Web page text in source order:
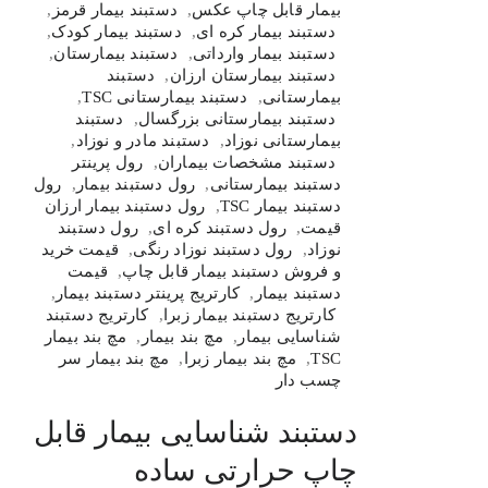
بیمار قابل چاپ عکس, دستبند بیمار قرمز ,
دستبند بیمار کره ای, دستبند بیمار کودک,
دستبند بیمار وارداتی, دستبند بیمارستان,
دستبند بیمارستان ارزان,
دستبند
بیمارستانی, دستبند بیمارستانی TSC
,
دستبند بیمارستانی بزرگسال,
دستبند
بیمارستانی نوزاد, دستبند مادر و نوزاد,
دستبند مشخصات بیماران,
رول پرینتر
دستبند بیمارستانی, رول دستبند بیمار ,
رول
دستبند بیمار TSC
,
رول دستبند بیمار ارزان
قیمت, رول دستبند کره ای,
رول دستبند
نوزاد, رول دستبند نوزاد رنگی,
قیمت خرید
و فروش دستبند بیمار قابل چاپ,
قیمت
دستبند بیمار , کارتریج پرینتر دستبند بیمار ,
کارتریج دستبند بیمار زبرا ,
کارتریج دستبند
شناسایی بیمار , مچ بند بیمار ,
مچ بند بیمار
TSC
, مچ بند بیمار زبرا ,
مچ بند بیمار سر
چسب دار
دستبند شناسایی بیمار قابل
چاپ حرارتی ساده